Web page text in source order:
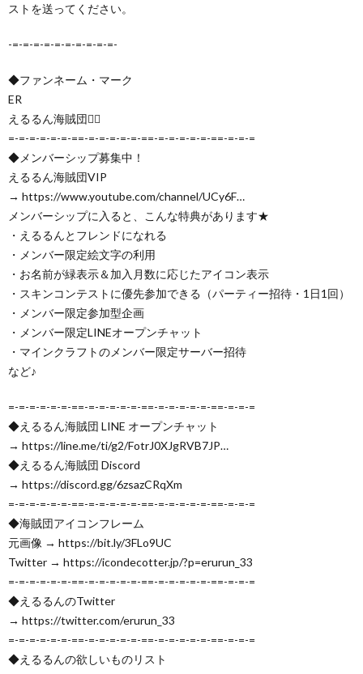
ストを送ってください。
-=-=-=-=-=-=-=-=-=-=-
◆ファンネーム・マーク
ER
えるるん海賊団🏴‍☠️
=-=-=-=-=-=-==-=-=-=-=-=-==-=-=-=-=-=-==-=-=-=
◆メンバーシップ募集中！
えるるん海賊団VIP
→ https://www.youtube.com/channel/UCy6F…
メンバーシップに入ると、こんな特典があります★
・えるるんとフレンドになれる
・メンバー限定絵文字の利用
・お名前が緑表示＆加入月数に応じたアイコン表示
・スキンコンテストに優先参加できる（パーティー招待・1日1回）
・メンバー限定参加型企画
・メンバー限定LINEオープンチャット
・マインクラフトのメンバー限定サーバー招待
など♪
=-=-=-=-=-=-==-=-=-=-=-=-==-=-=-=-=-=-==-=-=-=
◆えるるん海賊団 LINE オープンチャット
→ https://line.me/ti/g2/FotrJ0XJgRVB7JP…
◆えるるん海賊団 Discord
→ https://discord.gg/6zsazCRqXm
=-=-=-=-=-=-==-=-=-=-=-=-==-=-=-=-=-=-==-=-=-=
◆海賊団アイコンフレーム
元画像 → https://bit.ly/3FLo9UC
Twitter → https://icondecotter.jp/?p=erurun_33
=-=-=-=-=-=-==-=-=-=-=-=-==-=-=-=-=-=-==-=-=-=
◆えるるんのTwitter
→ https://twitter.com/erurun_33
=-=-=-=-=-=-==-=-=-=-=-=-==-=-=-=-=-=-==-=-=-=
◆えるるんの欲しいものリスト